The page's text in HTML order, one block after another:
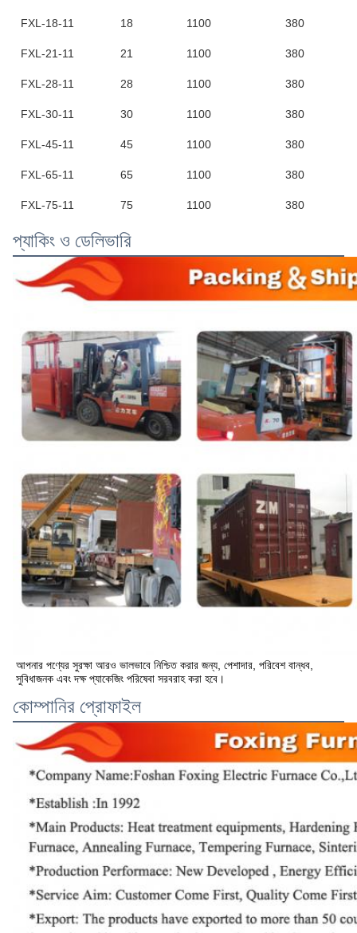
FXL-18-11 18 1100 380
FXL-21-11 21 1100 380
FXL-28-11 28 1100 380
FXL-30-11 30 1100 380
FXL-45-11 45 1100 380
FXL-65-11 65 1100 380
FXL-75-11 75 1100 380
প্যাকিং ও ডেলিভারি
আপনার পণ্যের সুরক্ষা আরও ভালভাবে নিশ্চিত করার জন্য, পেশাদার, পরিবেশ বান্ধব,
সুবিধাজনক এবং দক্ষ প্যাকেজিং পরিষেবা সরবরাহ করা হবে।
কোম্পানির প্রোফাইল